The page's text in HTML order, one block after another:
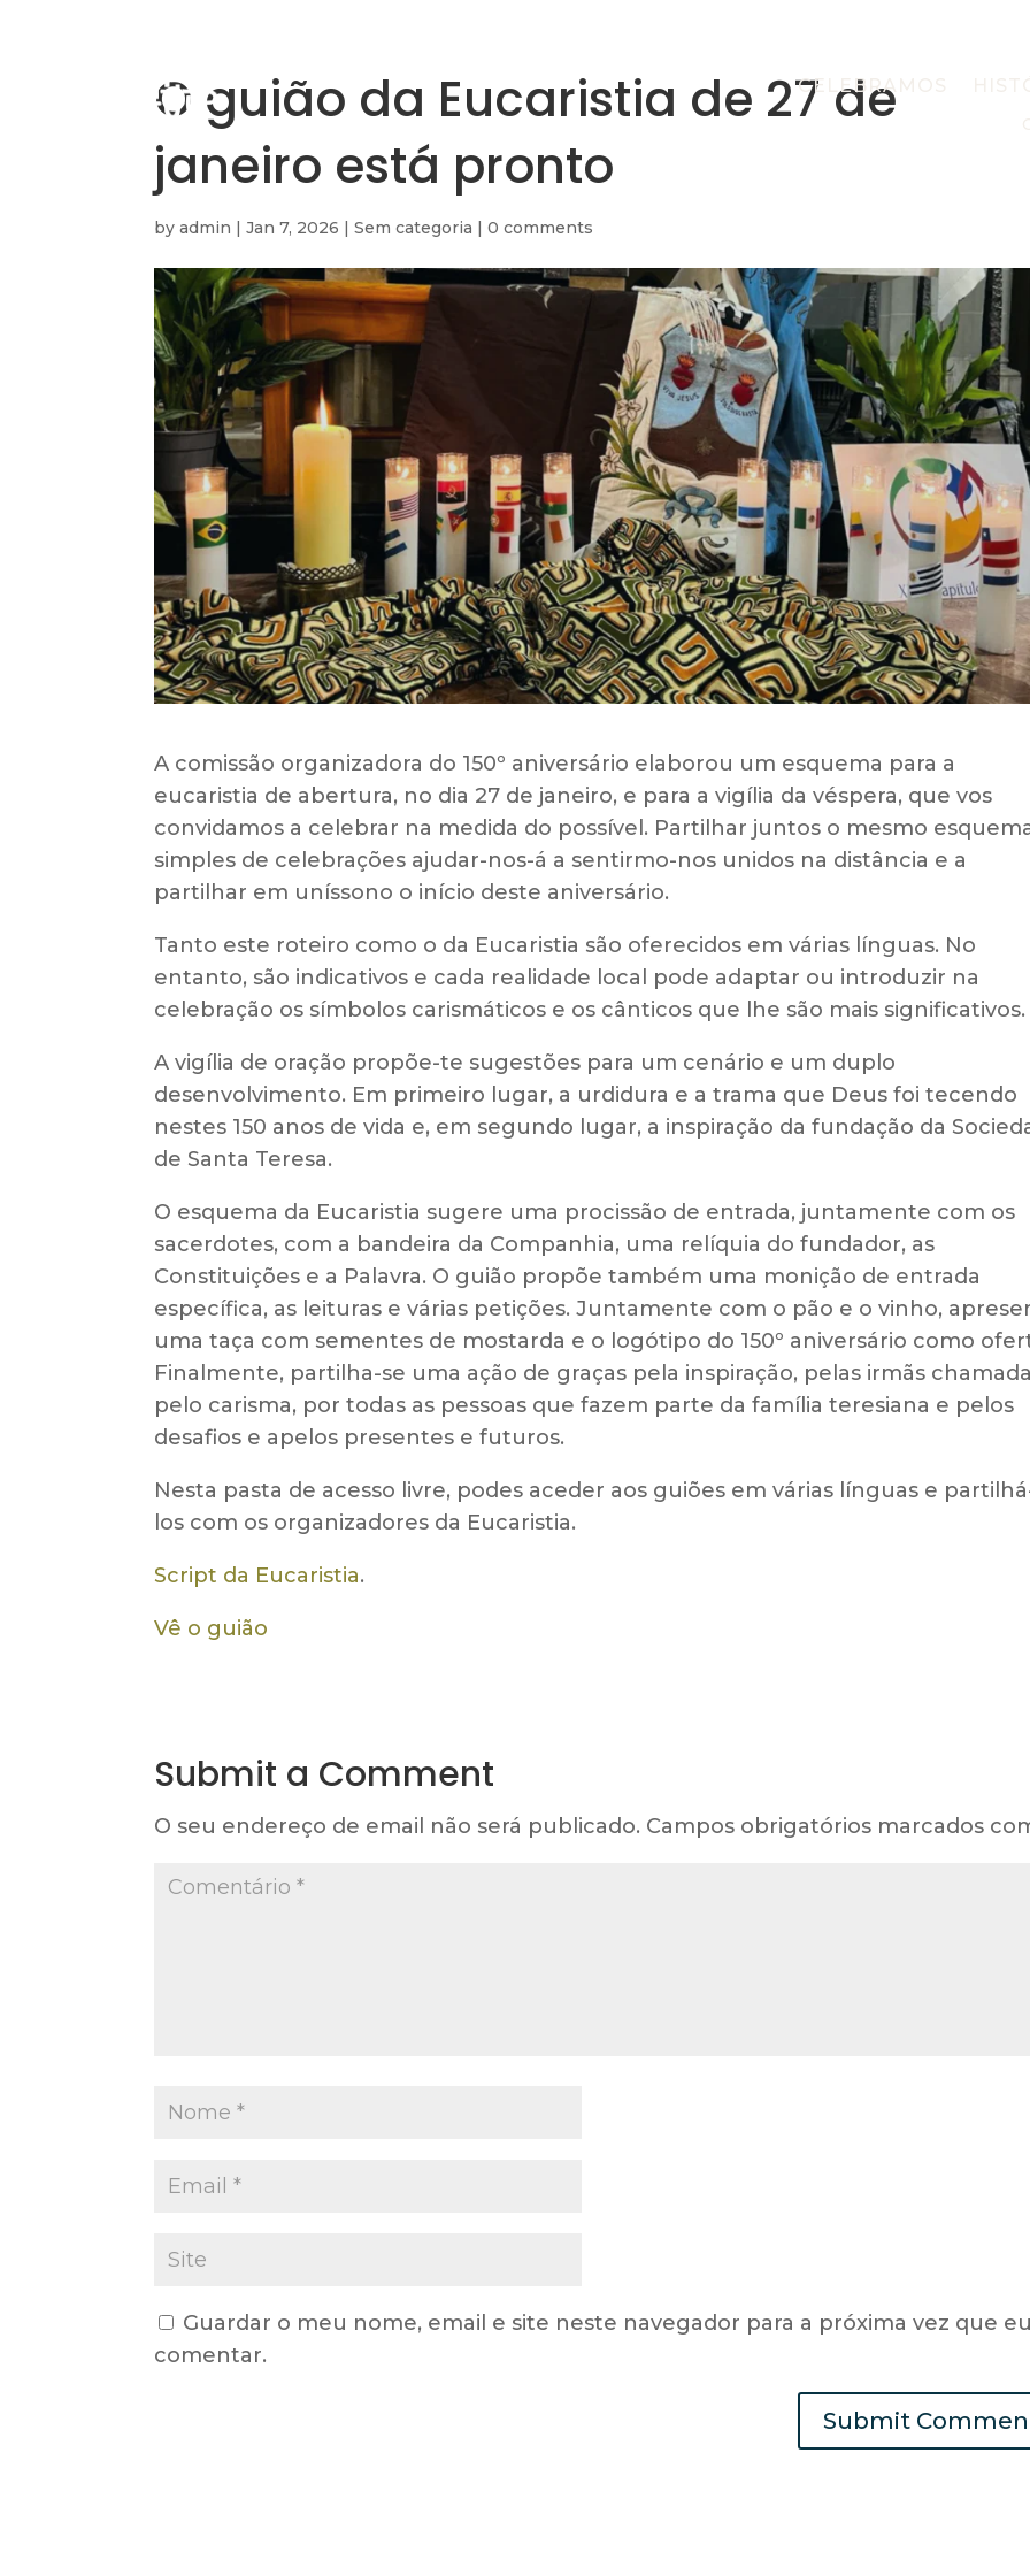
CELEBRAMOS
O guião da Eucaristia de 27 de
janeiro está pronto
byadmin |Jan 7, 2026 |Sem categoria |0 comments
A comissão organizadora do 150º aniversário elaborou um esquema para a
eucaristia de abertura, no dia 27 de janeiro, e para a vigília da véspera, que vos
convidamos a celebrar na medida do possível. Partilhar juntos o mesmo
simples de celebrações ajudar-nos-á a sentirmo-nos unidos na distância e a
partilhar em uníssono o início deste aniversário.
Tanto este roteiro como o da Eucaristia são oferecidos em várias línguas. No
entanto, são indicativos e cada realidade local pode adaptar ou introduzir na
celebração os símbolos carismáticos e os cânticos que lhe são mais significativos.
A vigília de oração propõe-te sugestões para um cenário e um duplo
desenvolvimento. Em primeiro lugar, a urdidura e a trama que Deus foi tecendo
nestes 150 anos de vida e, em segundo lugar, a inspiração da fundação da
de Santa Teresa.
O esquema da Eucaristia sugere uma procissão de entrada, juntamente com os
sacerdotes, com a bandeira da Companhia, uma relíquia do fundador, as
Constituições e a Palavra. O guião propõe também uma monição de entrada
específica, as leituras e várias petições. Juntamente com o pão e o vinho,
uma taça com sementes de mostarda e o logótipo do 150º aniversário como
Finalmente, partilha-se uma ação de graças pela inspiração, pelas irmãs
pelo carisma, por todas as pessoas que fazem parte da família teresiana e pelos
desafios e apelos presentes e futuros.
Nesta pasta de acesso livre, podes aceder aos guiões em várias línguas e
los com os organizadores da Eucaristia.
Script da Eucaristia.
Vê o guião
Submit a Comment
O seu endereço de email não será publicado. Campos obrigatórios marcados
Guardar o meu nome, email e site neste navegador para a próxima vez que
comentar.